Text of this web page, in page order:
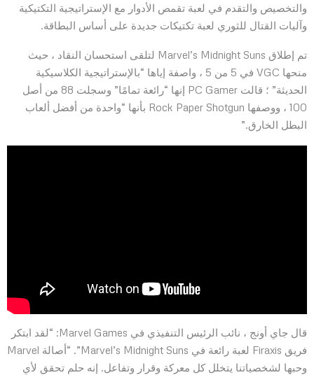
والتخصيص والتقدم في لعبة تقمص الأدوار مع الإستراتيجية التكتيكية
وآليات القتال للثوري لعبة تكتيكات جديدة على أساس البطاقة.
تم إطلاق Marvel’s Midnight Suns لتلقى استحسان النقاد ، حيث
منحها VGC في 5 من 5 ، واصفة إياها “بالإستراتيجية الكلاسيكية
الحديثة” ؛ قالت PC Gamer إنها “رائعة تمامًا” وسجلت 88 من أصل
100 ، ووصفها Rock Paper Shotgun بأنها “واحدة من أفضل ألعاب
البطل الخارق.”
قال جاي أونج ، نائب الرئيس التنفيذي في Marvel Games: “لقد ابتكر
فريق Firaxis لعبة رائعة في Marvel’s Midnight Suns”. “أصالة Marvel
وحبها لشخصياتنا يتخلل كل معركة وقرار وتفاعل. إنه حلم تحقق لأي